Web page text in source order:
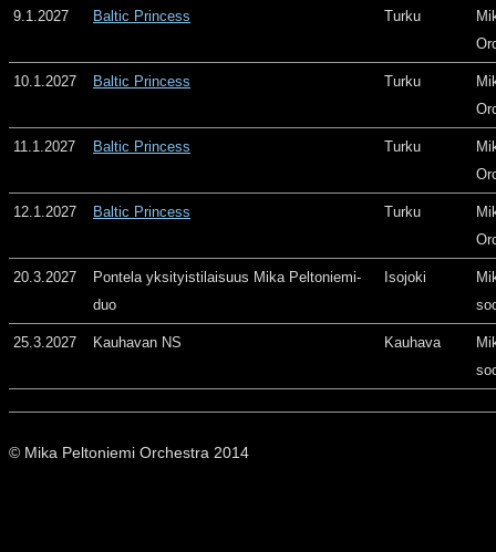
9.1.2027 Baltic Princess Turku
10.1.2027 Baltic Princess Turku
11.1.2027 Baltic Princess Turku
12.1.2027 Baltic Princess Turku
20.3.2027
Pontela yksityistilaisuus Mika Peltoniemi-
duo
Isojoki
25.3.2027 Kauhavan NS Kauhava
© Mika Peltoniemi Orchestra 2014